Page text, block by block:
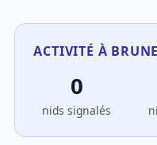
ACTIVITÉ À
0
nids signalés